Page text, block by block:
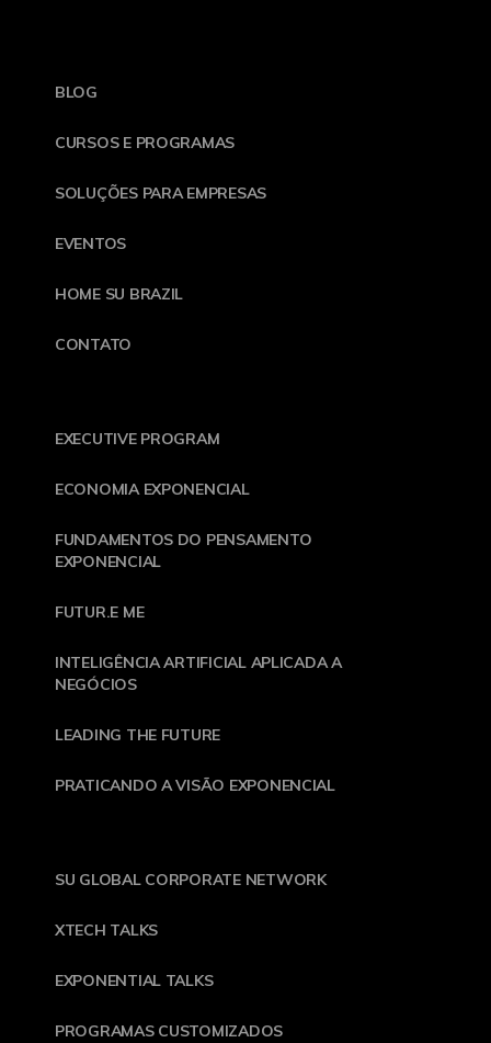
BLOG
CURSOS E PROGRAMAS
SOLUÇÕES PARA EMPRESAS
EVENTOS
HOME SU BRAZIL
CONTATO
EXECUTIVE PROGRAM
ECONOMIA EXPONENCIAL
FUNDAMENTOS DO PENSAMENTO
EXPONENCIAL
FUTUR.E ME
INTELIGÊNCIA ARTIFICIAL APLICADA A
NEGÓCIOS
LEADING THE FUTURE
PRATICANDO A VISÃO EXPONENCIAL
SU GLOBAL CORPORATE NETWORK
XTECH TALKS
EXPONENTIAL TALKS
PROGRAMAS CUSTOMIZADOS